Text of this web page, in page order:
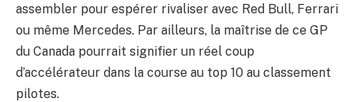
assembler pour espérer rivaliser avec Red Bull, Ferrari
ou même Mercedes. Par ailleurs, la maîtrise de ce GP
du Canada pourrait signifier un réel coup
d’accélérateur dans la course au top 10 au classement
pilotes.